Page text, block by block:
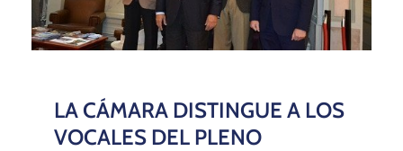
LA CÁMARA DISTINGUE A LOS
VOCALES DEL PLENO